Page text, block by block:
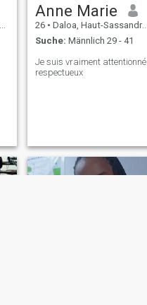
Anne Marie
26 • Daloa, Haut-Sassandra, Côte d'Ivoire
Suche: Männlich 29 - 41
Je suis vraiment attentionné
respectueux